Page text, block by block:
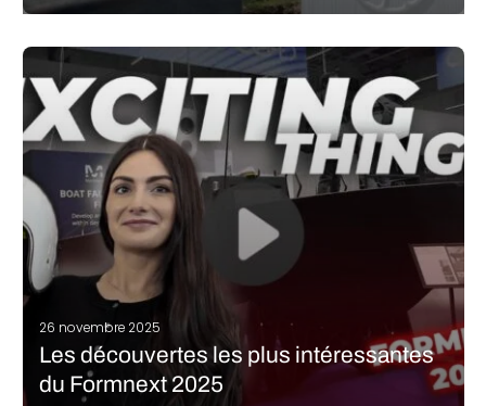
propose de revenir sur quelques faits marquants de 2025 mais
cette fois-ci, en vidéo ! C’était encore un excellent cru, avec
des innovations qui ont bouleversé des domaines…
LIRE LA SUITE
26 novembre 2025
Les découvertes les plus intéressantes
du Formnext 2025